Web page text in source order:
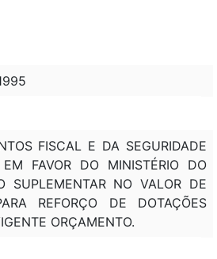
FISCAL E DA SEGURIDADE
FAVOR DO MINISTÉRIO DO
SUPLEMENTAR NO VALOR DE
REFORÇO DE DOTAÇÕES
ORÇAMENTO.